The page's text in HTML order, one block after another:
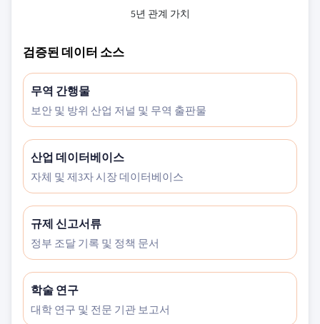
5년 관계 가치
검증된 데이터 소스
무역 간행물
보안 및 방위 산업 저널 및 무역 출판물
산업 데이터베이스
자체 및 제3자 시장 데이터베이스
규제 신고서류
정부 조달 기록 및 정책 문서
학술 연구
대학 연구 및 전문 기관 보고서